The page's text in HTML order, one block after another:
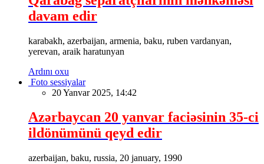
davam edir
karabakh, azerbaijan, armenia, baku, ruben vardanyan,
yerevan, araik haratunyan
Ardını oxu
Foto sessiyalar
20 Yanvar 2025, 14:42
Azərbaycan 20 yanvar faciəsinin 35-ci
ildönümünü qeyd edir
azerbaijan, baku, russia, 20 january, 1990